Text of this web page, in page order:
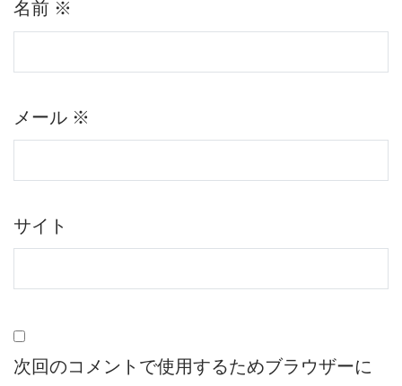
名前 ※
メール ※
サイト
次回のコメントで使用するためブラウザーに